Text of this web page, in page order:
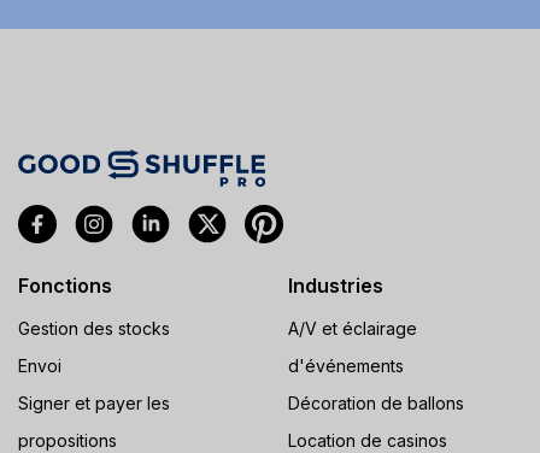
Fonctions
Gestion des stocks
Envoi
Signer et payer les
propositions
Industries
A/V et éclairage
d'événements
Décoration de ballons
Location de casinos